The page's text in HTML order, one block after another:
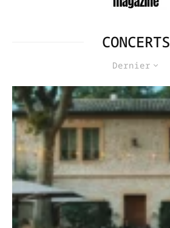
CONCERTS
Dernier